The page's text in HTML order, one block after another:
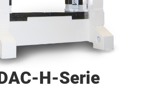
H-Serie